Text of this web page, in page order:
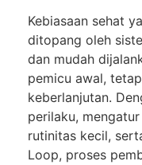
Kebiasaan sehat
ditopang oleh
dan mudah
pemicu awal,
keberlanjutan.
perilaku,
rutinitas kecil,
Loop, proses